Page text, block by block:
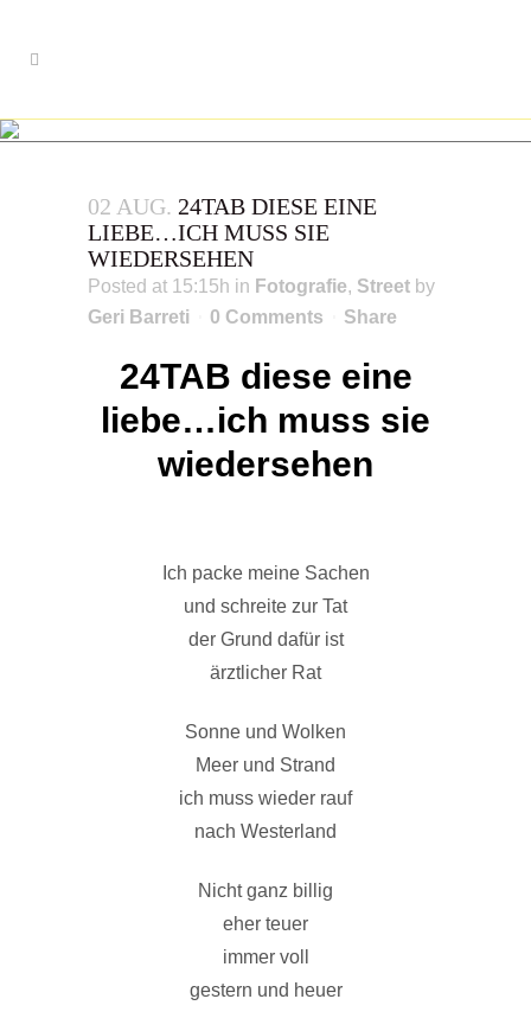
02 AUG. 24TAB DIESE EINE
LIEBE…ICH MUSS SIE
WIEDERSEHEN
Posted at 15:15h in Fotografie, Street by
Geri Barreti
0 Comments Share
24TAB diese eine
liebe…ich muss sie
wiedersehen
Ich packe meine Sachen
und schreite zur Tat
der Grund dafür ist
ärztlicher Rat
Sonne und Wolken
Meer und Strand
ich muss wieder rauf
nach Westerland
Nicht ganz billig
eher teuer
immer voll
gestern und heuer